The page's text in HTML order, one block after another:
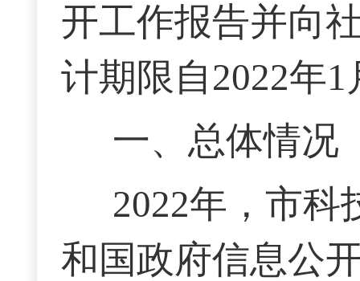
开工作报告并向
计期限自2022年1
一、总体情况
2022年，市科
和国政府信息公